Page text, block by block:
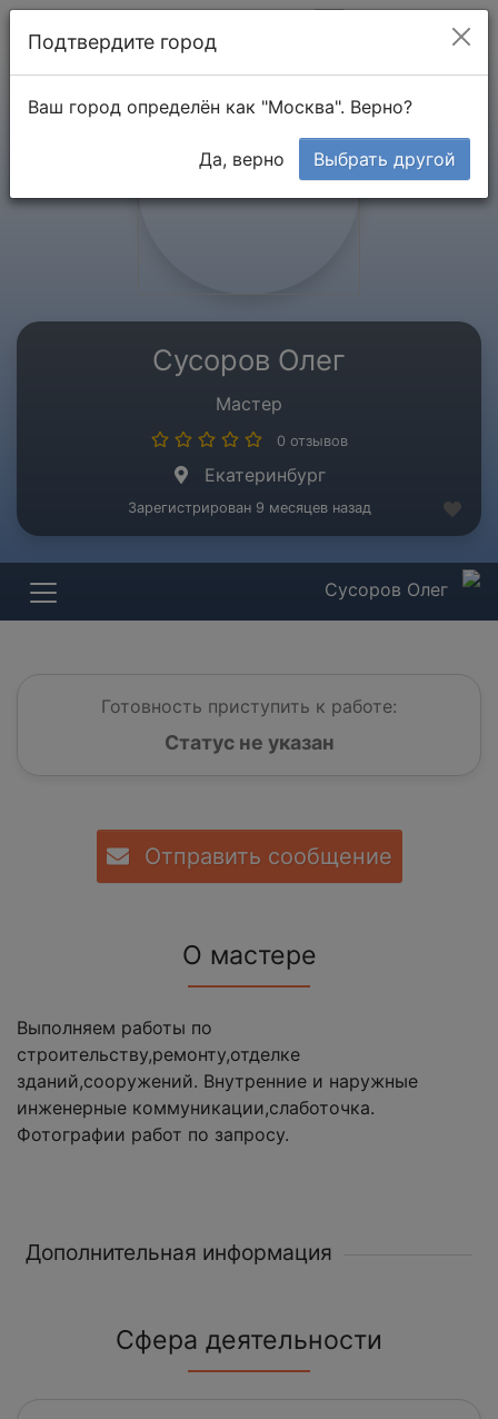
Сусоров Олег
Мастер
0 отзывов
Екатеринбург
Зарегистрирован 9 месяцев назад
Сусоров Олег
Готовность приступить к работе:
Статус не указан
Отправить сообщение
О мастере
Выполняем работы по
строительству,ремонту,отделке
зданий,сооружений. Внутренние и наружные
инженерные коммуникации,слаботочка.
Фотографии работ по запросу.
Дополнительная информация
Сфера деятельности
Подтвердите город
Ваш город определён как "Москва". Верно?
Да, верно Выбрать другой